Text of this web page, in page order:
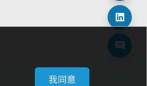
隱私權政策
我同意